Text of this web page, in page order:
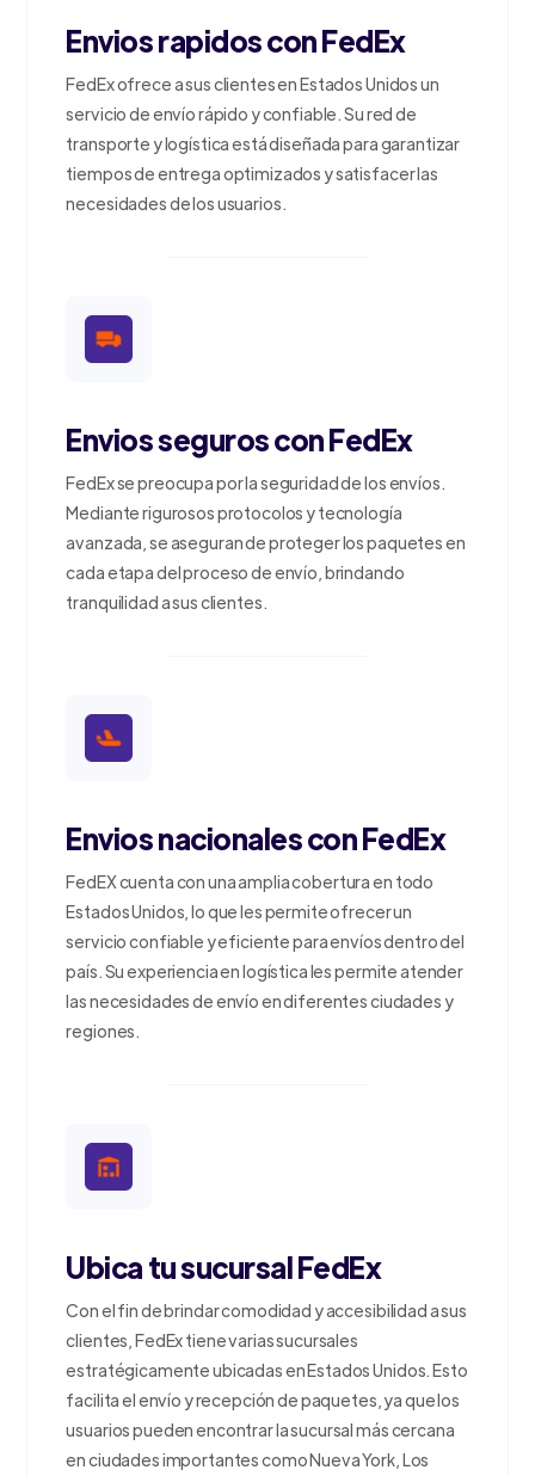
Envios rapidos con FedEx
FedEx ofrece a sus clientes en Estados Unidos un
servicio de envío rápido y confiable. Su red de
transporte y logística está diseñada para garantizar
tiempos de entrega optimizados y satisfacer las
necesidades de los usuarios.
Envios seguros con FedEx
FedEx se preocupa por la seguridad de los envíos.
Mediante rigurosos protocolos y tecnología
avanzada, se aseguran de proteger los paquetes en
cada etapa del proceso de envío, brindando
tranquilidad a sus clientes.
Envios nacionales con FedEx
FedEX cuenta con una amplia cobertura en todo
Estados Unidos, lo que les permite ofrecer un
servicio confiable y eficiente para envíos dentro del
país. Su experiencia en logística les permite atender
las necesidades de envío en diferentes ciudades y
regiones.
Ubica tu sucursal FedEx
Con el fin de brindar comodidad y accesibilidad a sus
clientes, FedEx tiene varias sucursales
estratégicamente ubicadas en Estados Unidos. Esto
facilita el envío y recepción de paquetes, ya que los
usuarios pueden encontrar la sucursal más cercana
en ciudades importantes como Nueva York, Los